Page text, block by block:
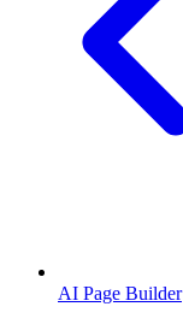
AI Page Builder